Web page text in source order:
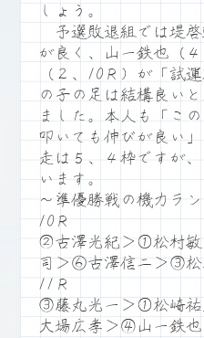
しょう。
予選敗退組では堤啓
が良く、山一鉄也（
（２、10Ｒ）が「試
の子の足は結構良い
ました。本人も「こ
叩いても伸びが良い
走は５、４枠ですが
います。
～準優勝戦の機力ラン
10Ｒ
②古澤光紀＞①松村
司＞⑥古澤信二＞③松
11Ｒ
③藤丸光一＞①松崎
大場広孝＞④山一鉄